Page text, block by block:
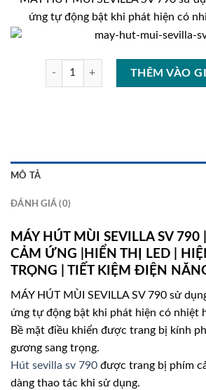
là:
ứng tự động bật khi phát hiện có
MÁY HÚT MÙI SEVILLA SV 790 số
THÊM VÀO
MÔ TẢ
ĐÁNH GIÁ (0)
MÁY HÚT MÙI SEVILLA SV
CẢM ỨNG |HIỂN THỊ LED |
TRỌNG | TIẾT KIỆM ĐIỆN
MÁY HÚT MÙI SEVILLA SV 790 sử
ứng tự động bật khi phát hiện có nhiệt
Bề mặt điều khiển được trang bị kính
gương sang trọng.
Hút sevilla sv 790 được trang bị phím
dàng thao tác khi sử dụng.